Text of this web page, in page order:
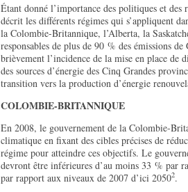
Étant donné l’importance des politiques et
décrit les différents régimes qui s’appliquent
la Colombie-Britannique, l’Alberta, la
responsables de plus de 90 % des émissions de
brièvement l’incidence de la mise en place de
des sources d’énergie des Cinq Grandes
transition vers la production d’énergie
COLOMBIE-BRITANNIQUE
En 2008, le gouvernement de la Colombie-
climatique en fixant des cibles précises de
régime pour atteindre ces objectifs. Le
devront être inférieures d’au moins 33 % par
par rapport aux niveaux de 2007 d’ici 20502.